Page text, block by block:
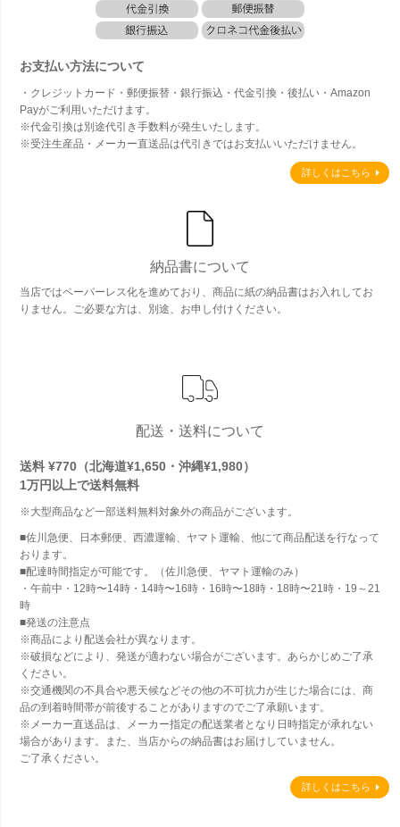
お支払い方法について
・クレジットカード・郵便振替・銀行振込・代金引換・後払い・Amazon
Payがご利用いただけます。
※代金引換は別途代引き手数料が発生いたします。
※受注生産品・メーカー直送品は代引きではお支払いいただけません。
詳しくはこちら
納品書について
当店ではペーパーレス化を進めており、商品に紙の納品書はお入れしてお
りません。ご必要な方は、別途、お申し付けください。
配送・送料について
送料 ¥770（北海道¥1,650・沖縄¥1,980）
1万円以上で送料無料
※大型商品など一部送料無料対象外の商品がございます。
■佐川急便、日本郵便、西濃運輸、ヤマト運輸、他にて商品配送を行なって
おります。
■配達時間指定が可能です。（佐川急便、ヤマト運輸のみ）
・午前中・12時〜14時・14時〜16時・16時〜18時・18時〜21時・19～21
時
■発送の注意点
※商品により配送会社が異なります。
※破損などにより、発送が適わない場合がございます。あらかじめご了承
ください。
※交通機関の不具合や悪天候などその他の不可抗力が生じた場合には、商
品の到着時間帯が前後することがありますのでご了承願います。
※メーカー直送品は、メーカー指定の配送業者となり日時指定が承れない
場合があります。また、当店からの納品書はお届けしていません。
ご了承ください。
詳しくはこちら